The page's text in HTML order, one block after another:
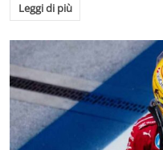
Leggi di più